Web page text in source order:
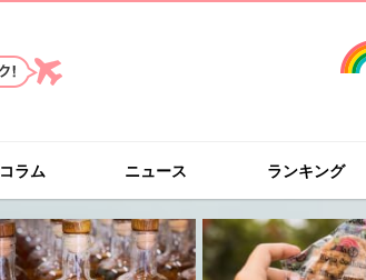
コラム ニュース ランキング